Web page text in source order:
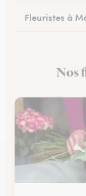
Fleuristes à
Fleuristes à
Nos